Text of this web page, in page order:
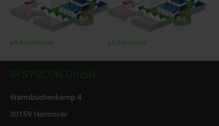
pit-Kommunal pit-Extension
IP SYSCON GmbH
Warmbüchenkamp 4
30159 Hannover